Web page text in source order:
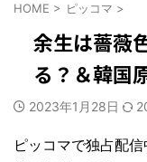
HOME > ピッコマ >
余生は薔薇
る？＆韓国
2023年1月28日
ピッコマで独占配